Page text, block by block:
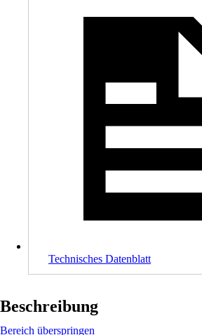
Technisches Datenblatt
Beschreibung
Bereich überspringen